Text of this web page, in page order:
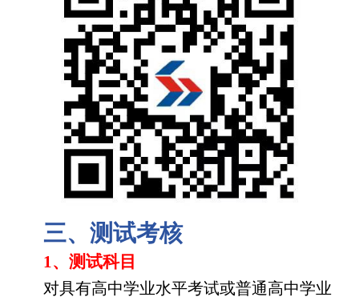
三、测试考核
1、测试科目
对具有高中学业水平考试或普通高中学业